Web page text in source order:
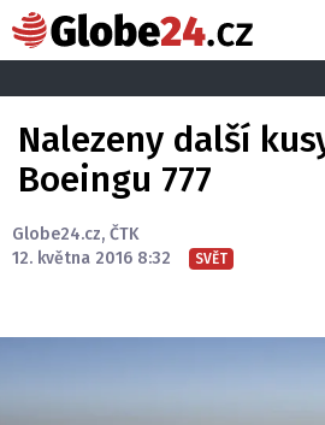
Nalezeny další
Boeingu 777
Globe24.cz, ČTK
12. května 2016 8:32
SVĚT